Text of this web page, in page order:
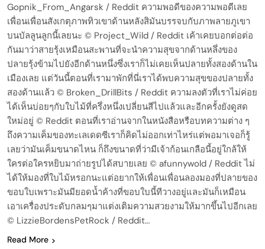
Gopnik_From_Angarsk / Reddit ความพอดีของความพอดีเลย
เพื่อนเพื่อนสังเกตุภาพทิวเขาด้านหลังสิมันบรรจบกับภาพลายภูเขา
บนบัลลูนลูกนี้เลยนะ © Project_Wild / Reddit เค้าเคยบอกต่อต่อ
กันมาว่าสายรุ้งเหมือนสะพานที่จะนำความสุขจากด้านหลึ่งของ
ปลายรุ้งข้ามไปยังอีกด้านหนึ่งซึ่งเราก็ไม่เคยเห็นปลายทั้งสองด้านใน
เมืองเลย แต่วันนี้ตอนที่เรามาพักที่นี่เราได้พบความสุขของปลายทั้ง
สองด้านแล้ว © Broken_DrillBits / Reddit ความลงตัวที่เราไม่ค่อย
ได้เห็นบ่อยๆกับใบไม้ที่ครึ่งหนึ่งเปลี่ยนสีไปแล้วและอีกครั้งยังดูสด
ใหม่อยู่ © Reddit ตอนที่เราอ่านจากในหนังสือหรือบทความต่าง ๆ
ถึงความเค็มของทะเลเดดซีเราก็คิดไม่ออกเท่าไหร่แต่พอมาเจอก็รู้
เลยว่ามันเค็มขนาดไหน ก็ถึงขนาดที่ว่ามีเจ้าก้อนเกลือนี้อยู่ใกล้ให้
ใครต่อใครหยิบมาถ่ายรูปได้สบายเลย © afunnywold / Reddit ไม่
ได้ให้มองที่ใบไม้หรอกนะแต่อยากให้เพื่อนเพื่อนลองมองที่ปลายของ
ขอบใบเพราะมันมียอดน้ำค้างที่ขอบใบนี้ทีวางอยู่และมันก็เหมือน
เอาเครื่องประดับกลมๆมาแต่งเติมความสวยงามให้มากขึ้นไปอีกเลย
© LizzieBordensPetRock / Reddit…
Read More